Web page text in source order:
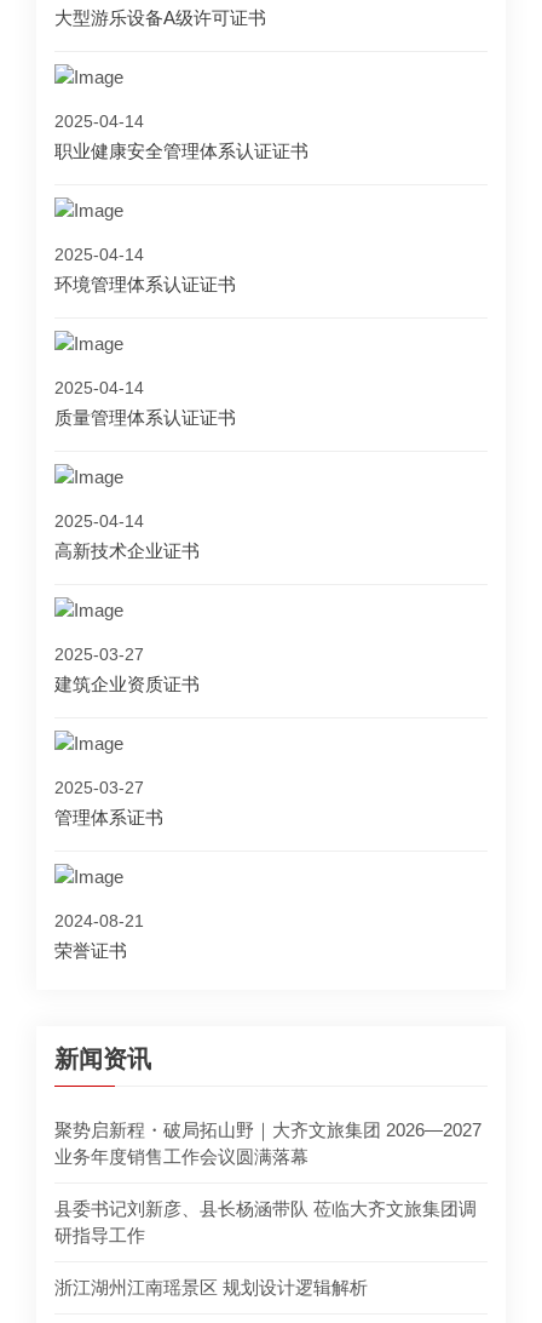
大型游乐设备A级许可证书
2025-04-14
职业健康安全管理体系认证证书
2025-04-14
环境管理体系认证证书
2025-04-14
质量管理体系认证证书
2025-04-14
高新技术企业证书
2025-03-27
建筑企业资质证书
2025-03-27
管理体系证书
2024-08-21
荣誉证书
新闻资讯
聚势启新程・破局拓山野｜大齐文旅集团 2026—2027
业务年度销售工作会议圆满落幕
县委书记刘新彦、县长杨涵带队 莅临大齐文旅集团调
研指导工作
浙江湖州江南瑶景区 规划设计逻辑解析